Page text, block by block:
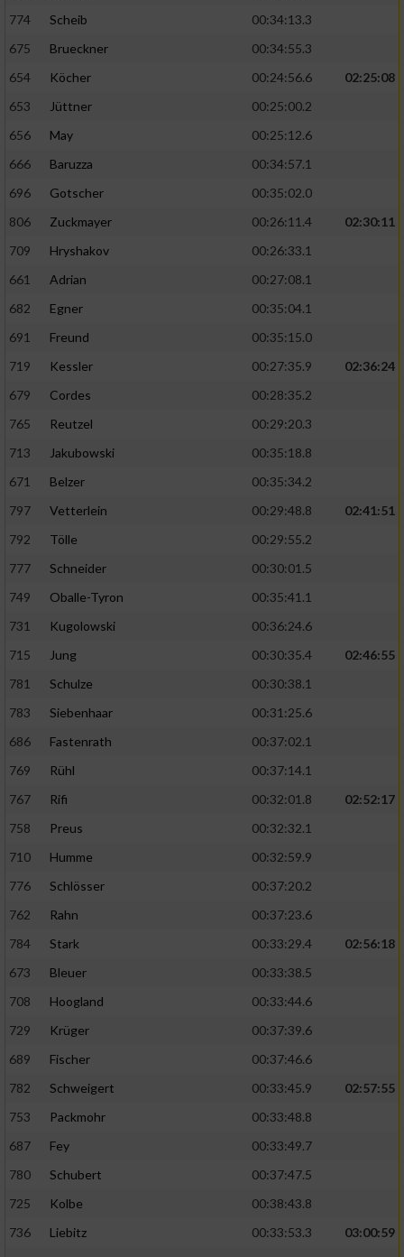
774
Scheib
00:34:13.3
675
Brueckner
00:34:55.3
654
Köcher 00:24:56.6
02:25:08
653
Jüttner
00:25:00.2
656
May
00:25:12.6
666
Baruzza
00:34:57.1
696
Gotscher
00:35:02.0
806
Zuckmayer 00:26:11.4
02:30:11
709
Hryshakov
00:26:33.1
661
Adrian
00:27:08.1
682
Egner
00:35:04.1
691
Freund
00:35:15.0
719
Kessler 00:27:35.9
02:36:24
679
Cordes
00:28:35.2
765
Reutzel
00:29:20.3
713
Jakubowski
00:35:18.8
671
Belzer
00:35:34.2
797
Vetterlein 00:29:48.8
02:41:51
792
Tölle
00:29:55.2
777
Schneider
00:30:01.5
749
Oballe-Tyron
00:35:41.1
731
Kugolowski
00:36:24.6
715
Jung 00:30:35.4
02:46:55
781
Schulze
00:30:38.1
783
Siebenhaar
00:31:25.6
686
Fastenrath
00:37:02.1
769
Rühl
00:37:14.1
767
Rifi 00:32:01.8
02:52:17
758
Preus
00:32:32.1
710
Humme
00:32:59.9
776
Schlösser
00:37:20.2
762
Rahn
00:37:23.6
784
Stark 00:33:29.4
02:56:18
673
Bleuer
00:33:38.5
708
Hoogland
00:33:44.6
729
Krüger
00:37:39.6
689
Fischer
00:37:46.6
782
Schweigert 00:33:45.9
02:57:55
753
Packmohr
00:33:48.8
687
Fey
00:33:49.7
780
Schubert
00:37:47.5
725
Kolbe
00:38:43.8
736
Liebitz 00:33:53.3
03:00:59